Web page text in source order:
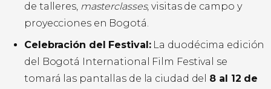
de talleres, masterclasses, visitas de campo y
proyecciones en Bogotá.
Celebración del Festival:La duodécima edición
del Bogotá International Film Festival se
tomará las pantallas de la ciudad del 8 al 12 de